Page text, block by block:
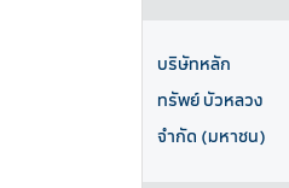
บริษัทหลัก
ทรัพย์ บัวหลวง
จำกัด (มหาชน)